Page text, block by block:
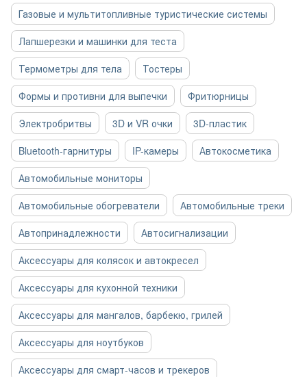
Газовые и мультитопливные туристические системы
Лапшерезки и машинки для теста
Термометры для тела
Тостеры
Формы и противни для выпечки
Фритюрницы
Электробритвы
3D и VR очки
3D-пластик
Bluetooth-гарнитуры
IP-камеры
Автокосметика
Автомобильные мониторы
Автомобильные обогреватели
Автомобильные треки
Автопринадлежности
Автосигнализации
Аксессуары для колясок и автокресел
Аксессуары для кухонной техники
Аксессуары для мангалов, барбекю, грилей
Аксессуары для ноутбуков
Аксессуары для смарт-часов и трекеров